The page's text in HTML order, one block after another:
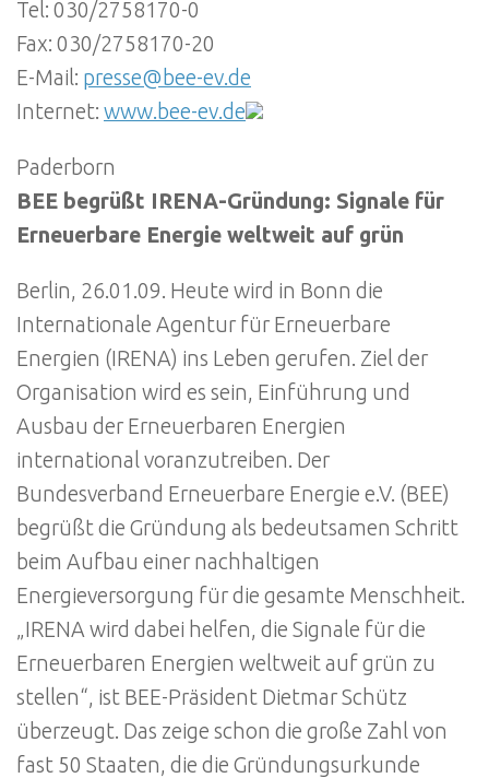
Tel: 030/2758170-0
Fax: 030/2758170-20
E-Mail: presse@bee-ev.de
Internet: www.bee-ev.de
Paderborn
BEE begrüßt IRENA-Gründung: Signale für
Erneuerbare Energie weltweit auf grün
Berlin, 26.01.09. Heute wird in Bonn die
Internationale Agentur für Erneuerbare
Energien (IRENA) ins Leben gerufen. Ziel der
Organisation wird es sein, Einführung und
Ausbau der Erneuerbaren Energien
international voranzutreiben. Der
Bundesverband Erneuerbare Energie e.V. (BEE)
begrüßt die Gründung als bedeutsamen Schritt
beim Aufbau einer nachhaltigen
Energieversorgung für die gesamte Menschheit.
„IRENA wird dabei helfen, die Signale für die
Erneuerbaren Energien weltweit auf grün zu
stellen“, ist BEE-Präsident Dietmar Schütz
überzeugt. Das zeige schon die große Zahl von
fast 50 Staaten, die die Gründungsurkunde